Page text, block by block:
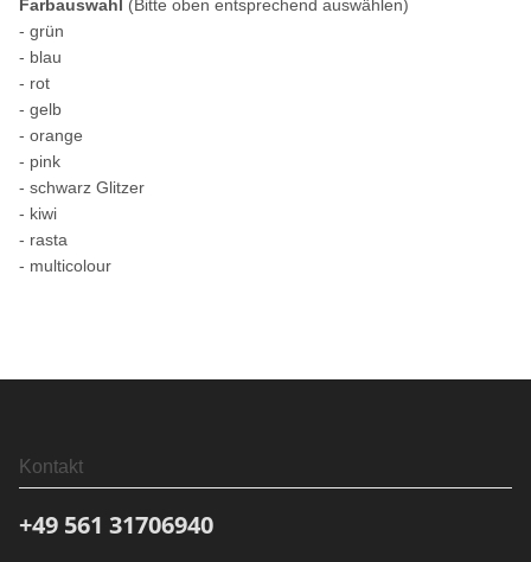
Farbauswahl (Bitte oben entsprechend auswählen)
- grün
- blau
- rot
- gelb
- orange
- pink
- schwarz Glitzer
- kiwi
- rasta
- multicolour
Kontakt
+49 561 31706940